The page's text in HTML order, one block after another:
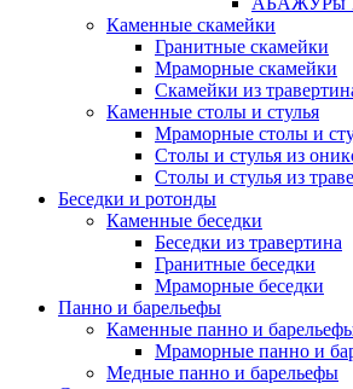
Каменные скамейки
Гранитные скамейки
Мраморные скамейки
Скамейки из
Каменные столы и стулья
Мраморные столы и
Столы и стулья из
Столы и стулья из
Беседки и ротонды
Каменные беседки
Беседки из травертина
Гранитные беседки
Мраморные беседки
Панно и барельефы
Каменные панно и
Мраморные панно и
Медные панно и барельефы